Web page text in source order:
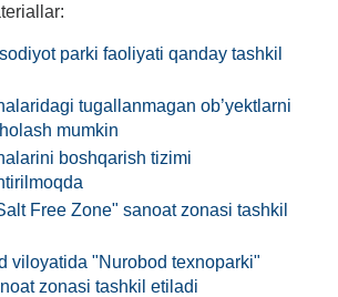
parki faoliyati qanday tashkil
tugallanmagan ob’yektlarni
mumkin
boshqarish tizimi
Free Zone" sanoat zonasi tashkil
viloyatida "Nurobod teхnoparki"
zonasi tashkil etiladi